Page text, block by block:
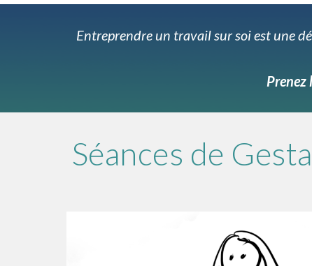
Entreprendre un travail sur soi est une
Prenez
Séances de